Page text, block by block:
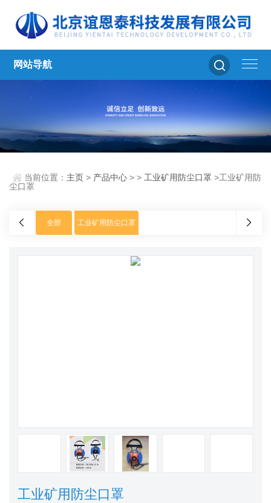
网站导航
当前位置： 主页 > 产品中心 > >工业矿用防尘口罩 >工业矿用防
尘口罩
全部 工业矿用防尘口罩
工业矿用防尘口罩